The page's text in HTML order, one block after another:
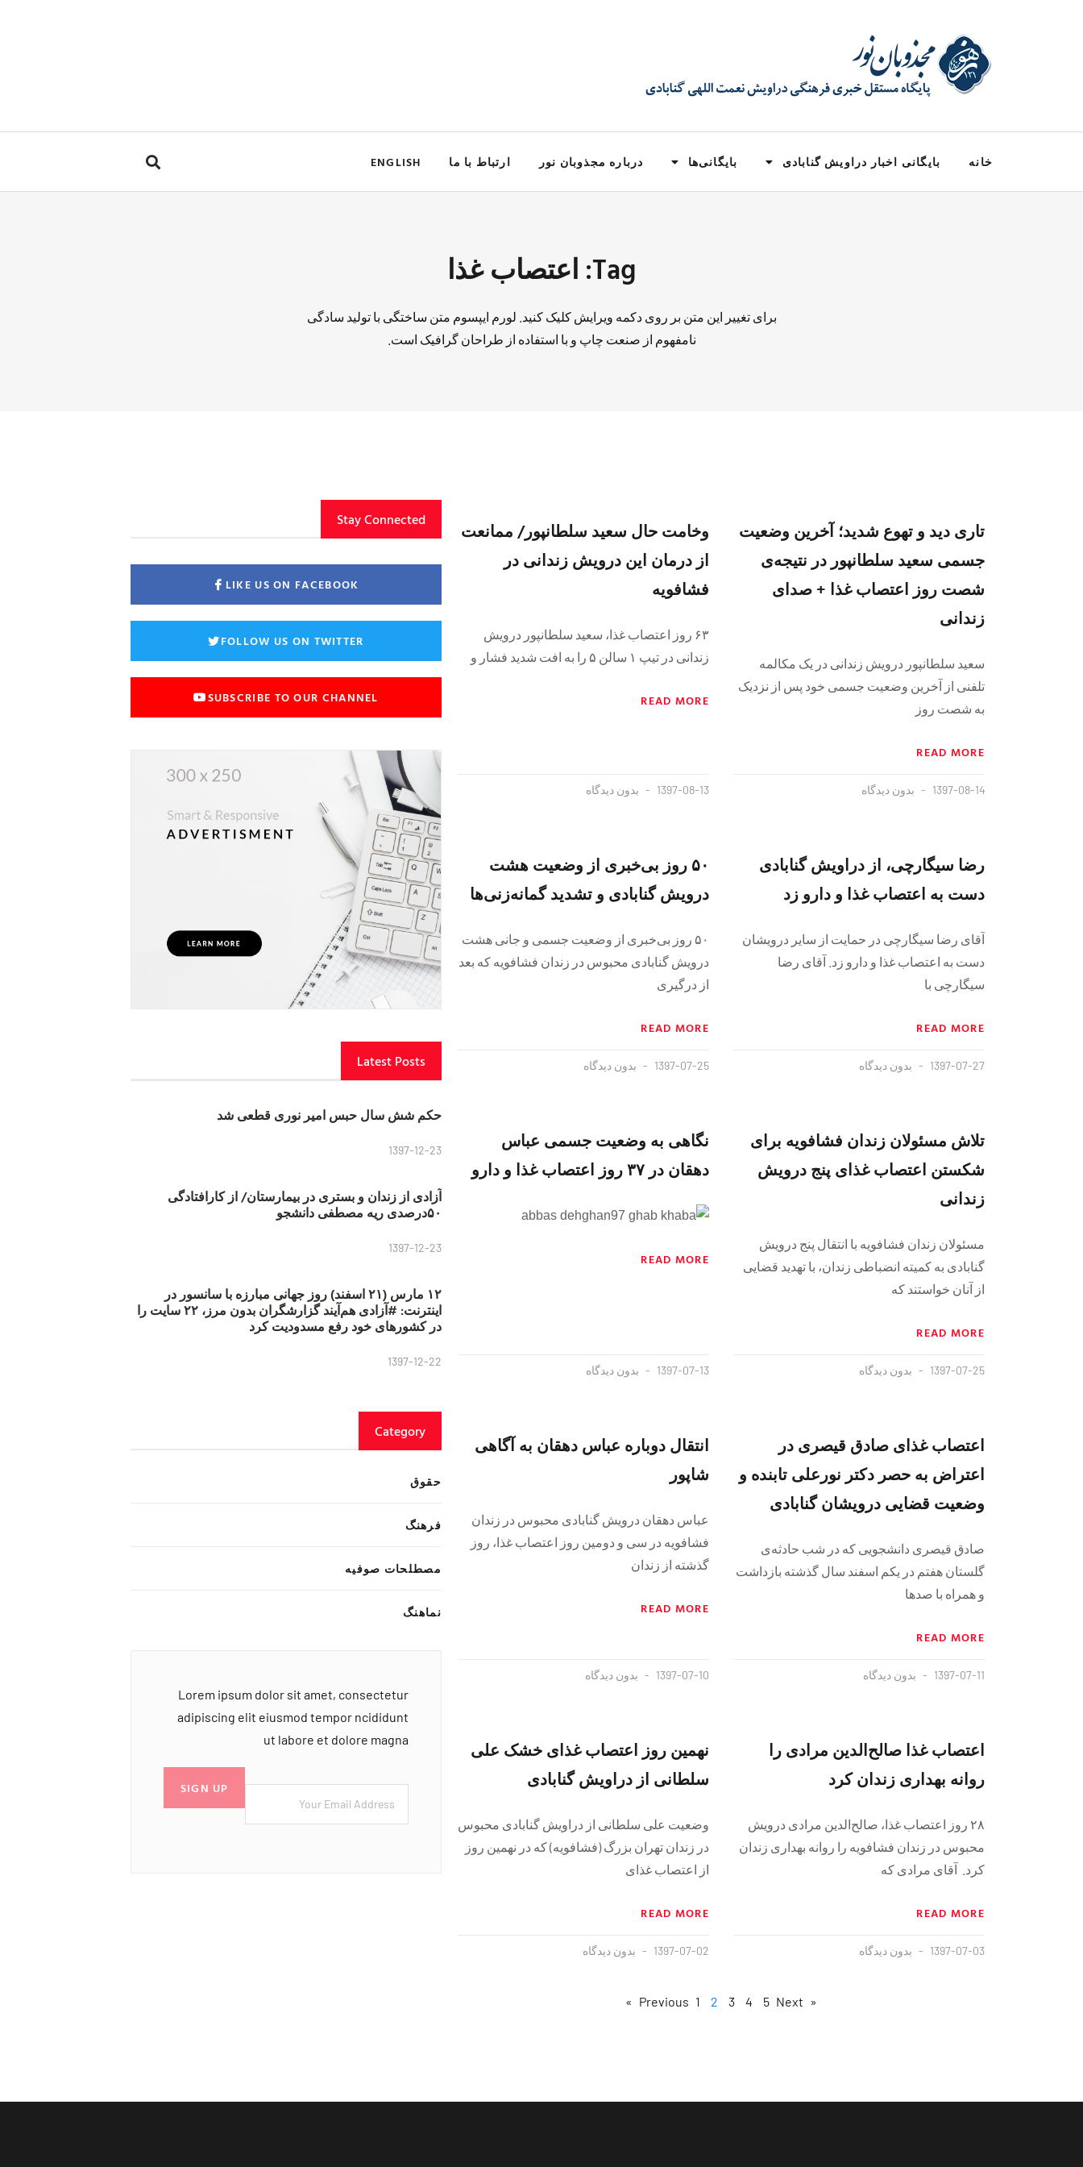
خانه بایگانی اخبار دراویش گنابادی بایگانی‌ها درباره مجذوبان نور ارتباط با ما ENGLISH
Tag: اعتصاب غذا
برای تغییر این متن بر روی دکمه ویرایش کلیک کنید. لورم ایپسوم متن ساختگی با تولید سادگی
نامفهوم از صنعت چاپ و با استفاده از طراحان گرافیک است.
تاری دید و تهوع شدید؛ آخرین وضعیت
جسمی سعید سلطانپور در نتیجه‌ی
شصت روز اعتصاب غذا + صدای
زندانی
سعید سلطانپور درویش زندانی در یک مکالمه
تلفنی از آخرین وضعیت جسمی خود پس از نزدیک
به شصت روز
READ MORE
1397-08-14 بدون دیدگاه
وخامت حال سعید سلطانپور/ ممانعت
از درمان این درویش زندانی در
فشافویه
۶۳ روز اعتصاب غذا، سعید سلطانپور درویش
زندانی در تیپ ۱ سالن ۵ را به افت شدید فشار و
READ MORE
1397-08-13 بدون دیدگاه
رضا سیگارچی، از دراویش گنابادی
دست به اعتصاب غذا و دارو زد
آقای رضا سیگارچی در حمایت از سایر درویشان
دست به اعتصاب غذا و دارو زد. آقای رضا
سیگارچی با
READ MORE
1397-07-27 بدون دیدگاه
۵۰ روز بی‌خبری از وضعیت هشت
درویش گنابادی و تشدید گمانه‌زنی‌ها
۵۰ روز بی‌خبری از وضعیت جسمی و جانی هشت
درویش گنابادی محبوس در زندان فشافویه که بعد
از درگیری
READ MORE
1397-07-25 بدون دیدگاه
تلاش مسئولان زندان فشافویه برای
شکستن اعتصاب غذای پنج درویش
زندانی
مسئولان زندان فشافویه با انتقال پنج درویش
گنابادی به کمیته انضباطی زندان، با تهدید قضایی
از آنان خواستند که
READ MORE
1397-07-25 بدون دیدگاه
نگاهی به وضعیت جسمی عباس
دهقان در ۳۷ روز اعتصاب غذا و دارو
READ MORE
1397-07-13 بدون دیدگاه
اعتصاب غذای صادق قیصری در
اعتراض به حصر دکتر نورعلی تابنده و
وضعیت قضایی درویشان گنابادی
صادق قیصری دانشجویی که در شب حادثه‌ی
گلستان هفتم در یکم اسفند سال گذشته بازداشت
و همراه با صدها
READ MORE
1397-07-11 بدون دیدگاه
انتقال دوباره عباس دهقان به آگاهی
شاپور
عباس دهقان درویش گنابادی محبوس در زندان
فشافویه در سی و دومین روز اعتصاب غذا، روز
گذشته از زندان
READ MORE
1397-07-10 بدون دیدگاه
اعتصاب غذا صالح‌الدین مرادی را
روانه بهداری زندان کرد
۲۸ روز اعتصاب غذا، صالح‌الدین مرادی درویش
محبوس در زندان فشافویه را روانه بهداری زندان
کرد. آقای مرادی که
READ MORE
1397-07-03 بدون دیدگاه
نهمین روز اعتصاب غذای خشک علی
سلطانی از دراویش گنابادی
وضعیت علی سلطانی از دراویش گنابادی محبوس
در زندان تهران بزرگ (فشافویه) که در نهمین روز
از اعتصاب غذای
READ MORE
1397-07-02 بدون دیدگاه
« Previous
1 2 3 4 5 Next »
Stay Connected
LIKE US ON FACEBOOK
FOLLOW US ON TWITTER
SUBSCRIBE TO OUR CHANNEL
Latest Posts
حکم شش سال حبس امیر نوری قطعی شد
1397-12-23
آزادی از زندان و بستری در بیمارستان/ از کارافتادگی
۵۰درصدی ریه مصطفی دانشجو
1397-12-23
۱۲ مارس (۲۱ اسفند) روز جهانی مبارزه با سانسور در
اینترنت: #آزادی هم‌آیند گزارشگران‌ بدون مرز، ۲۲ سایت را
در کشورهای خود رفع مسدودیت کرد
1397-12-22
Category
حقوق
فرهنگ
مصطلحات صوفیه
نماهنگ
Lorem ipsum dolor sit amet, consectetur
adipiscing elit eiusmod tempor ncididunt
ut labore et dolore magna
SIGN UP